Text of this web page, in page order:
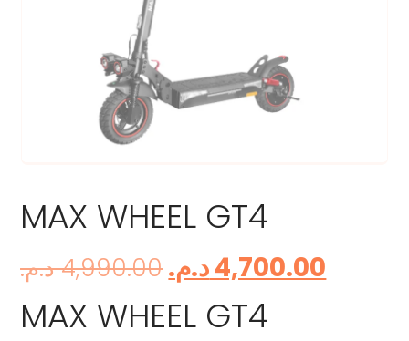
MAX WHEEL GT4
4,990.00د.م. 4,700.00د.م.
MAX WHEEL GT4